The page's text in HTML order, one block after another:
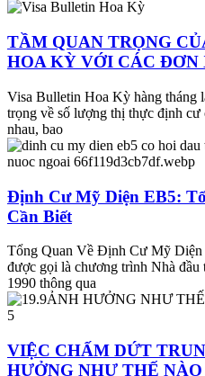
TẦM QUAN TRỌNG
HOA KỲ VỚI CÁC ĐƠN
Visa Bulletin Hoa Kỳ hàng tháng
trọng về số lượng thị thực định
nhau, bao
Định Cư Mỹ Diện EB5:
Cần Biết
Tổng Quan Về Định Cư Mỹ
được gọi là chương trình Nhà
1990 thông qua
VIỆC CHẤM DỨT
HƯỞNG NHƯ THẾ